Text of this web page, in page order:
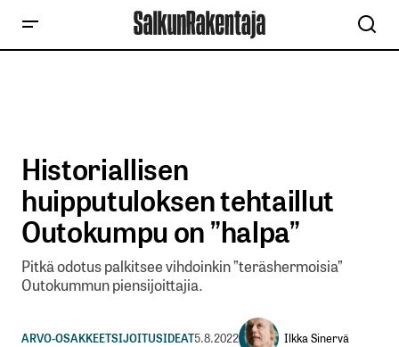
Historiallisen
huipputuloksen tehtaillut
Outokumpu on ”halpa”
Pitkä odotus palkitsee vihdoinkin ”teräshermoisia”
Outokummun piensijoittajia.
ARVO-OSAKKEETSIJOITUSIDEAT5.8.2022
Ilkka Sinervä